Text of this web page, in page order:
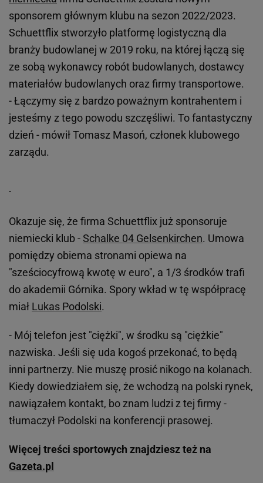
sponsorem głównym klubu na sezon 2022/2023.
Schuettflix stworzyło platformę logistyczną dla
branży budowlanej w 2019 roku, na której łączą się
ze sobą wykonawcy robót budowlanych, dostawcy
materiałów budowlanych oraz firmy transportowe.
- Łączymy się z bardzo poważnym kontrahentem i
jesteśmy z tego powodu szczęśliwi. To fantastyczny
dzień - mówił Tomasz Masoń, członek klubowego
zarządu.
Okazuje się, że firma Schuettflix już sponsoruje
niemiecki klub -Schalke 04 Gelsenkirchen. Umowa
pomiędzy obiema stronami opiewa na
"sześciocyfrową kwotę w euro", a 1/3 środków trafi
do akademii Górnika. Spory wkład w tę współpracę
miał Lukas Podolski.
- Mój telefon jest "ciężki", w środku są "ciężkie"
nazwiska. Jeśli się uda kogoś przekonać, to będą
inni partnerzy. Nie muszę prosić nikogo na kolanach.
Kiedy dowiedziałem się, że wchodzą na polski rynek,
nawiązałem kontakt, bo znam ludzi z tej firmy -
tłumaczył Podolski na konferencji prasowej.
Więcej treści sportowych znajdziesz też na
Gazeta.pl